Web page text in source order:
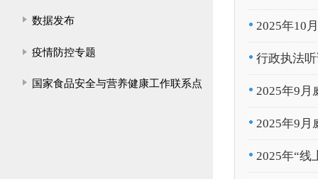
数据发布
疫情防控专题
国家食品安全与营养健康工作联系点
2025年10
行政执法
2025年9月
2025年9月
2025年“线